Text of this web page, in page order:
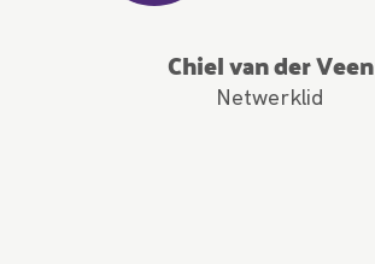
Chiel van der Veen
Netwerklid